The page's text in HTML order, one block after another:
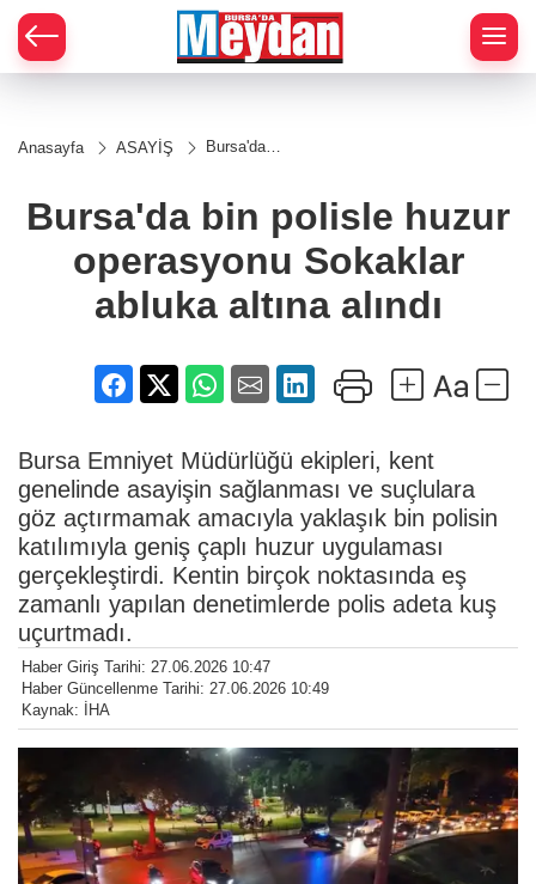
Anasayfa ASAYİŞ
Bursa'da
operasyonu
Sokaklar
altına
alındı
Bursa'da bin polisle huzur
operasyonu Sokaklar
abluka altına alındı
Bursa Emniyet Müdürlüğü ekipleri, kent
genelinde asayişin sağlanması ve suçlulara
göz açtırmamak amacıyla yaklaşık bin polisin
katılımıyla geniş çaplı huzur uygulaması
gerçekleştirdi. Kentin birçok noktasında eş
zamanlı yapılan denetimlerde polis adeta kuş
uçurtmadı.
Haber Giriş Tarihi: 27.06.2026 10:47
Haber Güncellenme Tarihi: 27.06.2026 10:49
Kaynak: İHA